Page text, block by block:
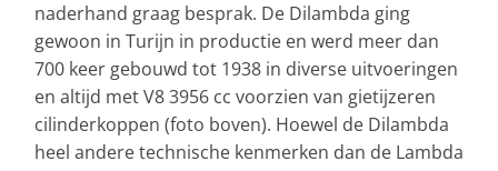
naderhand graag besprak. De Dilambda ging
gewoon in Turijn in productie en werd meer dan
700 keer gebouwd tot 1938 in diverse uitvoeringen
en altijd met V8 3956 cc voorzien van gietijzeren
cilinderkoppen (foto boven). Hoewel de Dilambda
heel andere technische kenmerken dan de Lambda